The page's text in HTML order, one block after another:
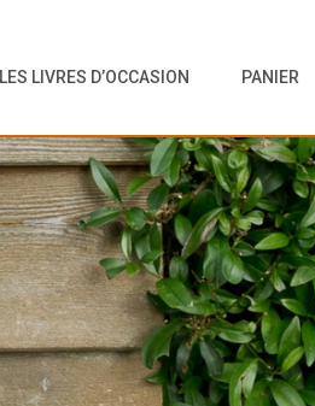
LES LIVRES D’OCCASION PANIER